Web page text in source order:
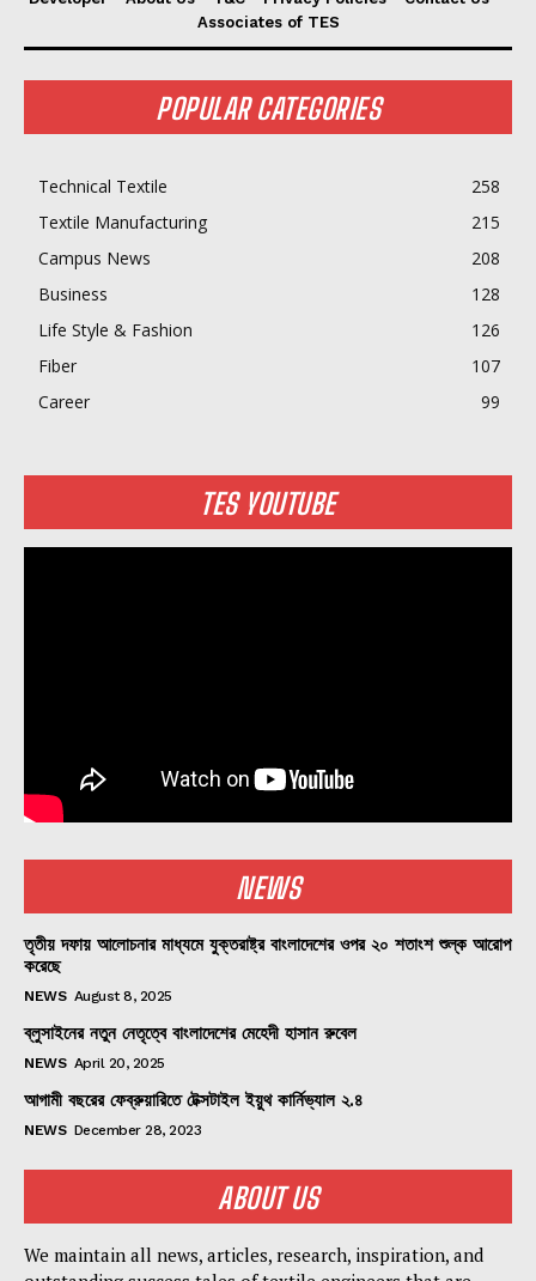
Associates of TES
POPULAR CATEGORIES
Technical Textile
258
Textile Manufacturing
215
Campus News
208
Business
128
Life Style & Fashion
126
Fiber
107
Career
99
TES YOUTUBE
NEWS
তৃতীয় দফায় আলোচনার মাধ্যমে যুক্তরাষ্ট্র বাংলাদেশের ওপর ২০ শতাংশ শুল্ক আরোপ
করেছে
NEWS August 8, 2025
ব্লুসাইনের নতুন নেতৃত্বে বাংলাদেশের মেহেদী হাসান রুবেল
NEWS April 20, 2025
আগামী বছরের ফেব্রুয়ারিতে টেক্সটাইল ইয়ুথ কার্নিভ্যাল ২.৪
NEWS December 28, 2023
ABOUT US
We maintain all news, articles, research, inspiration, and